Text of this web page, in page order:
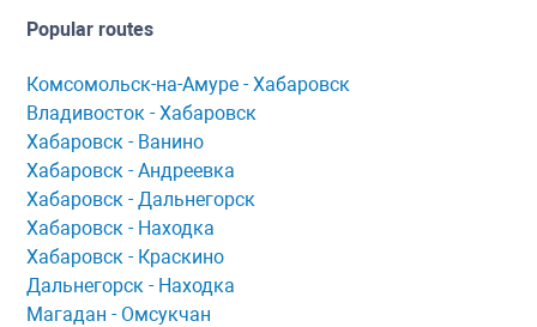
Popular routes
Комсомольск-нa-Амуре - Хaбaровск
Владивосток - Хабаровск
Хaбaровск - Ванино
Хабаровск - Андреевка
Хабаровск - Дальнегорск
Хабаровск - Находка
Хабаровск - Краскино
Дальнегорск - Находка
Мaгaдaн - Омсукчaн